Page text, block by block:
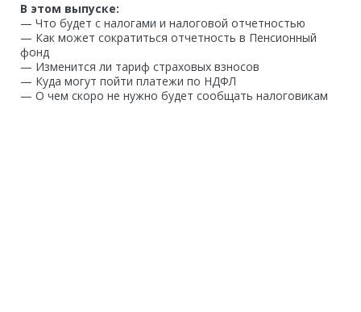
В этом выпуске:
— Что будет с налогами и налоговой отчетностью
— Как может сократиться отчетность в Пенсионный
фонд
— Изменится ли тариф страховых взносов
— Куда могут пойти платежи по НДФЛ
— О чем скоро не нужно будет сообщать налоговикам